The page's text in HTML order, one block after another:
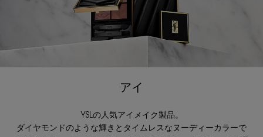
アイ
YSLの人気アイメイク製品。
ダイヤモンドのような輝きとタイムレスなヌーディーカラーで